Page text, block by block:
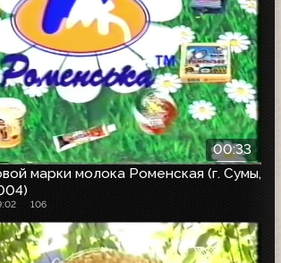
00:33
марки молока Роменская (г. Сумы,
106